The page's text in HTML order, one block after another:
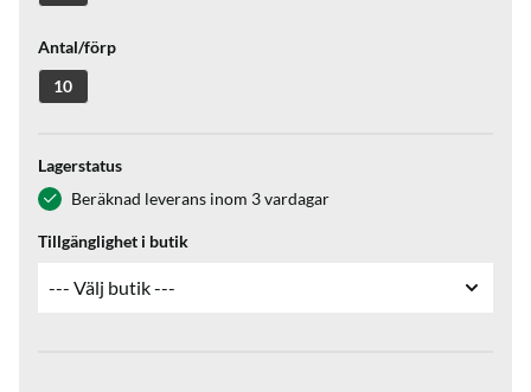
Antal/förp
10
Lagerstatus
Beräknad leverans inom 3 vardagar
Tillgänglighet i butik